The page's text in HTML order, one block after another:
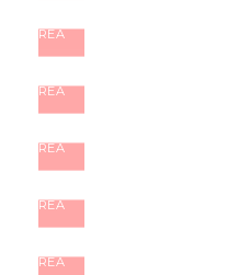
REA
REA
REA
REA
REA